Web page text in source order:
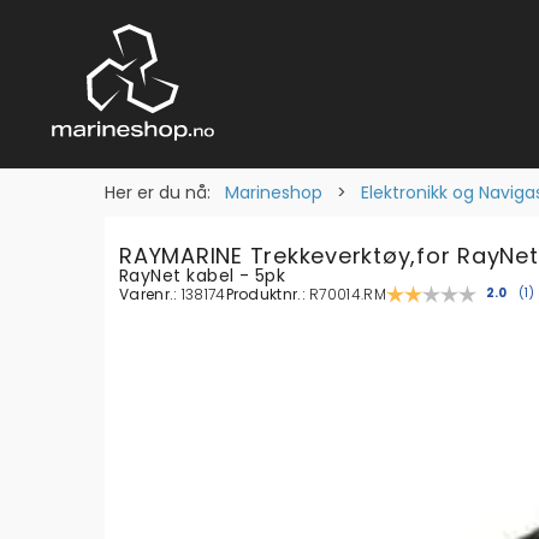
Her er du nå: Marineshop > Elektronikk og
RAYMARINE Trekkeverktøy,for RayNet
RayNet kabel - 5pk
Varenr.: 138174Produktnr.: R70014.RM 2.0 (1)